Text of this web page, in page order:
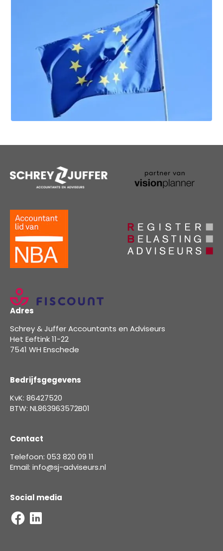
Adres
Schrey & Juffer Accountants en Adviseurs
Het Eeftink 11-22
7541 WH Enschede
Bedrijfsgegevens
KvK: 86427520
BTW: NL863963572B01
Contact
Telefoon: 053 820 09 11
Email: info@sj-adviseurs.nl
Social media